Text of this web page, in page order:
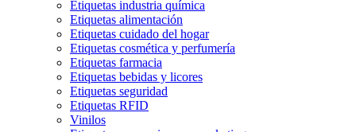
Etiquetas industria química
Etiquetas alimentación
Etiquetas cuidado del hogar
Etiquetas cosmética y perfumería
Etiquetas farmacia
Etiquetas bebidas y licores
Etiquetas seguridad
Etiquetas RFID
Vinilos